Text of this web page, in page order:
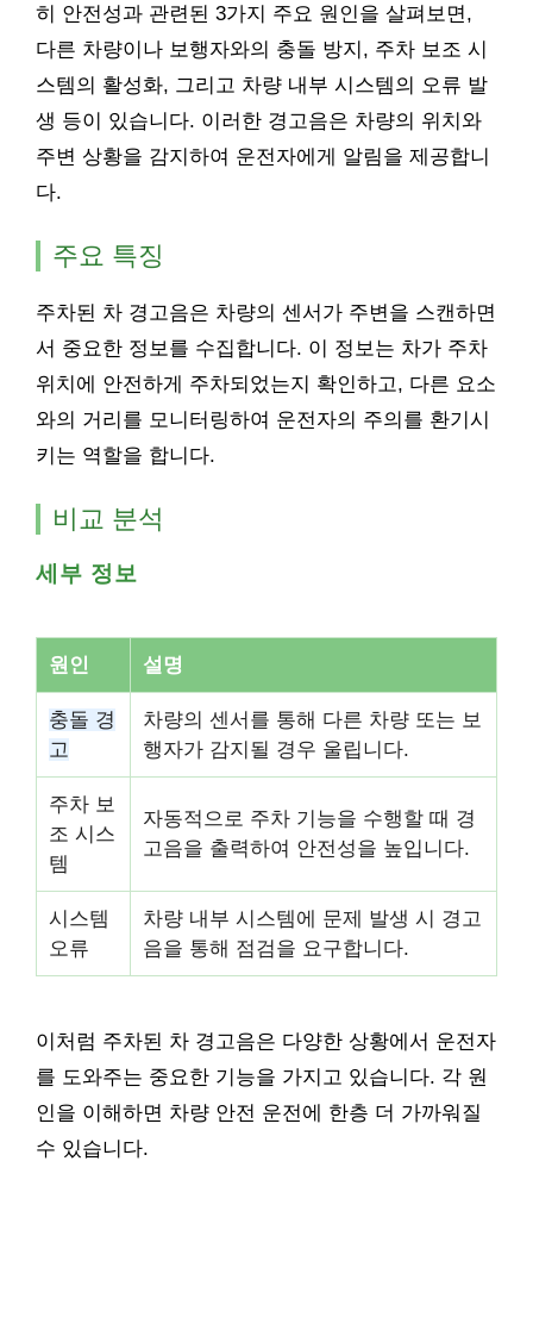
히 안전성과 관련된 3가지 주요 원인을 살펴보면,
다른 차량이나 보행자와의 충돌 방지, 주차 보조 시
스템의 활성화, 그리고 차량 내부 시스템의 오류 발
생 등이 있습니다. 이러한 경고음은 차량의 위치와
주변 상황을 감지하여 운전자에게 알림을 제공합니
다.
주요 특징
주차된 차 경고음은 차량의 센서가 주변을 스캔하면
서 중요한 정보를 수집합니다. 이 정보는 차가 주차
위치에 안전하게 주차되었는지 확인하고, 다른 요소
와의 거리를 모니터링하여 운전자의 주의를 환기시
키는 역할을 합니다.
비교 분석
세부 정보
원인 설명
충돌 경
고
차량의 센서를 통해 다른 차량 또는 보
행자가 감지될 경우 울립니다.
주차 보
조 시스
템
자동적으로 주차 기능을 수행할 때 경
고음을 출력하여 안전성을 높입니다.
시스템
오류
차량 내부 시스템에 문제 발생 시 경고
음을 통해 점검을 요구합니다.
이처럼 주차된 차 경고음은 다양한 상황에서 운전자
를 도와주는 중요한 기능을 가지고 있습니다. 각 원
인을 이해하면 차량 안전 운전에 한층 더 가까워질
수 있습니다.